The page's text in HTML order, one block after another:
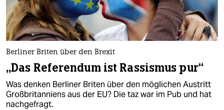
Berliner Briten über den Brexit
„Das Referendum ist Rassismus pur“
Was denken Berliner Briten über den möglichen Austritt
Großbritanniens aus der EU? Die taz war im Pub und hat
nachgefragt.